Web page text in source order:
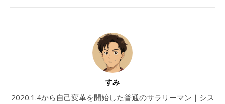
すみ
2020.1.4から自己変革を開始した普通のサラリーマン｜シス